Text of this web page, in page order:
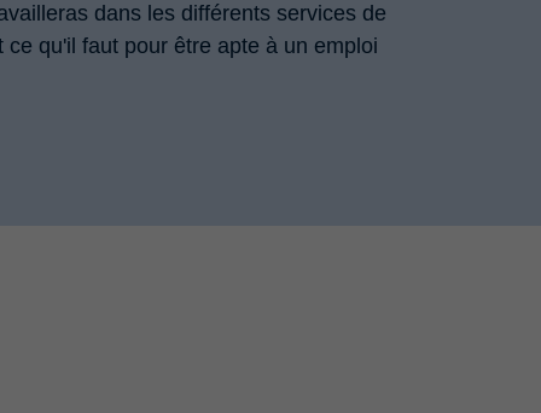
dans les différents services de
qu'il faut pour être apte à un emploi